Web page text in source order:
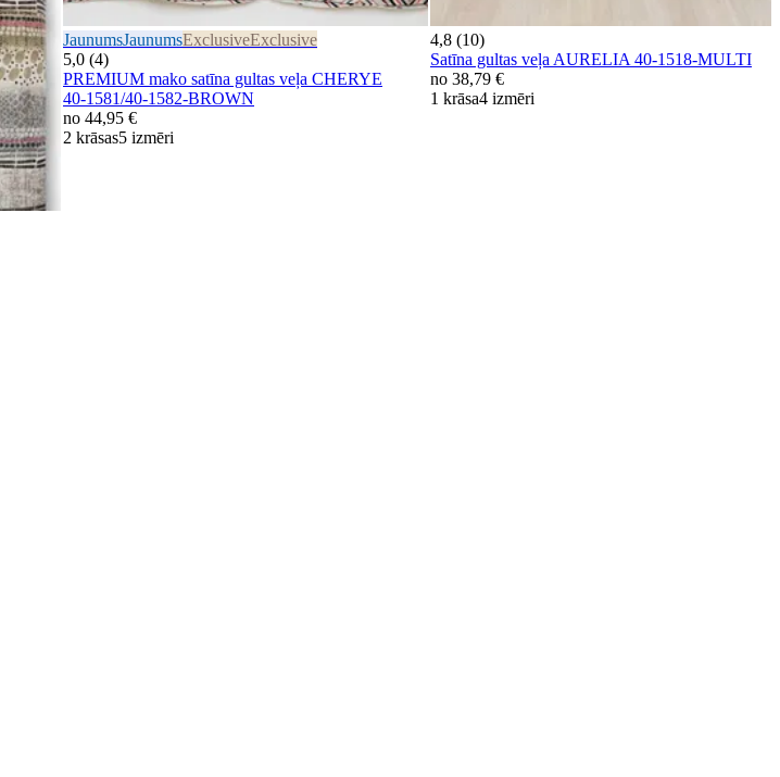
JaunumsJaunumsExclusiveExclusive
5,0 (4)
PREMIUM mako satīna gultas veļa CHERYE
40-1581/40-1582-BROWN
no 44,95 €
2 krāsas5 izmēri
4,8 (10)
Satīna gultas veļa AURELIA 40-1518-MULTI
no 38,79 €
1 krāsa4 izmēri